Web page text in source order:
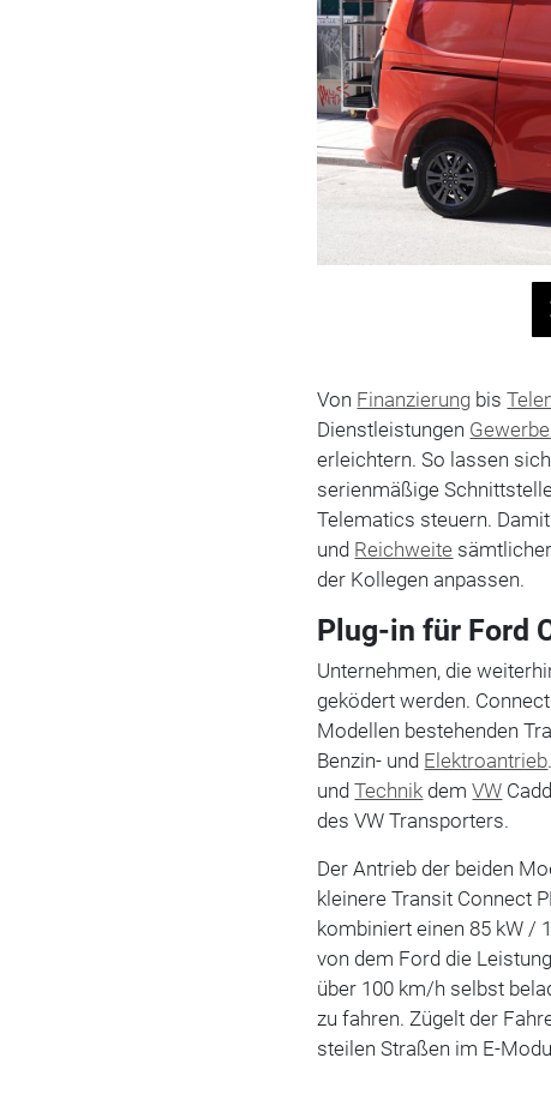
Von Finanzierung bis
Dienstleistungen
erleichtern. So lassen
serienmäßige
Telematics steuern.
und Reichweite
der Kollegen anpassen.
Plug-in für Ford
Unternehmen, die
geködert werden.
Modellen bestehenden
Benzin- und Elektroantrieb
undTechnik demVW
des VW Transporters.
Der Antrieb der beiden
kleinere Transit Connect
kombiniert einen 85 kW /
von dem Ford die
über 100 km/h selbst
zu fahren. Zügelt der
steilen Straßen im E-